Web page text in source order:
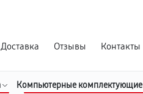
Доставка Отзывы Контакты
Компьютерные комплектующие